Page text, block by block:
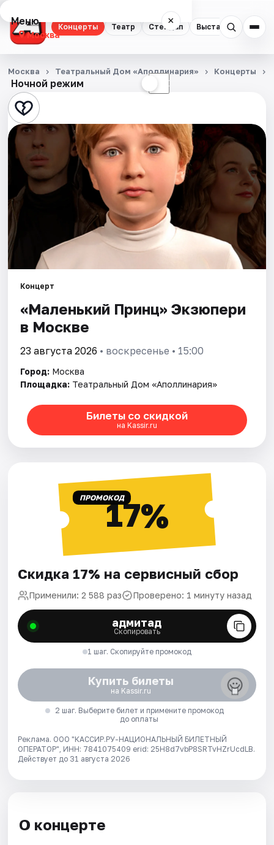
Концерты Театр Стендап Выставки
Меню ×
Москва
Концерты
Театр
Стендап
Выставки
Квесты
Экскурсии
Спорт
События
Города
Площадки
Рейтинги
Ночной режим ☾
Москва Театральный Дом «Аполлинария» Концерты
Концерт
«Маленький Принц» Экзюпери
в Москве
23 августа 2026 • воскресенье • 15:00
Город: Москва
Площадка: Театральный Дом «Аполлинария»
Билеты со скидкой
на Kassir.ru
ПРОМОКОД17%
Скидка 17% на сервисный сбор
Применили: 2 588 раз Проверено: 1 минуту назад
адмитад
Скопировать
1 шаг. Скопируйте промокод
Купить билеты
на Kassir.ru
2 шаг. Выберите билет и примените промокод
до оплаты
Реклама. ООО "КАССИР.РУ-НАЦИОНАЛЬНЫЙ БИЛЕТНЫЙ
ОПЕРАТОР", ИНН: 7841075409 erid: 25H8d7vbP8SRTvHZrUcdLB.
Действует до 31 августа 2026
О концерте